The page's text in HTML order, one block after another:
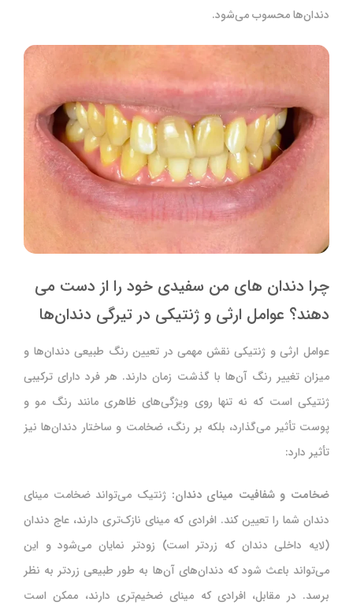
دندان‌ها محسوب می‌شود.
چرا دندان های من سفیدی خود را از دست می
دهند؟ عوامل ارثی و ژنتیکی در تیرگی دندان‌ها
عوامل ارثی و ژنتیکی نقش مهمی در تعیین رنگ طبیعی دندان‌ها و
میزان تغییر رنگ آن‌ها با گذشت زمان دارند. هر فرد دارای ترکیبی
ژنتیکی است که نه تنها روی ویژگی‌های ظاهری مانند رنگ مو و
پوست تأثیر می‌گذارد، بلکه بر رنگ، ضخامت و ساختار دندان‌ها نیز
تأثیر دارد:
ضخامت و شفافیت مینای دندان: ژنتیک می‌تواند ضخامت مینای
دندان شما را تعیین کند. افرادی که مینای نازک‌تری دارند، عاج دندان
(لایه داخلی دندان که زردتر است) زودتر نمایان می‌شود و این
می‌تواند باعث شود که دندان‌های آن‌ها به طور طبیعی زردتر به نظر
برسد. در مقابل، افرادی که مینای ضخیم‌تری دارند، ممکن است